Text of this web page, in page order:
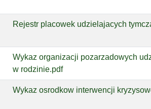
Rejestr placowek udzielajacych
Wykaz organizacji pozarzadowych
w rodzinie.pdf
Wykaz osrodkow interwencji